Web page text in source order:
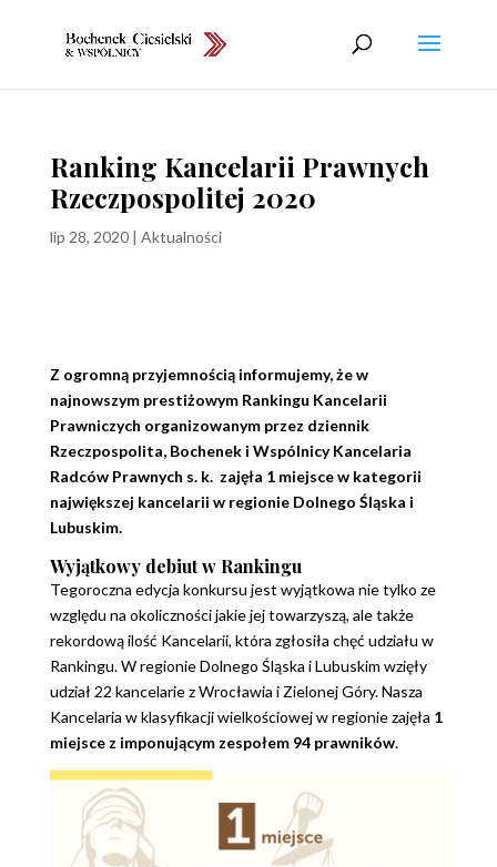
Ranking Kancelarii Prawnych
Rzeczpospolitej 2020
lip 28, 2020| Aktualności
Z ogromną przyjemnością informujemy, że w
najnowszym prestiżowym Rankingu Kancelarii
Prawniczych organizowanym przez dziennik
Rzeczpospolita, Bochenek i Wspólnicy Kancelaria
Radców Prawnych s. k. zajęła 1 miejsce w kategorii
największej kancelarii w regionie Dolnego Śląska i
Lubuskim.
Wyjątkowy debiut w Rankingu
Tegoroczna edycja konkursu jest wyjątkowa nie tylko ze
względu na okoliczności jakie jej towarzyszą, ale także
rekordową ilość Kancelarii, która zgłosiła chęć udziału w
Rankingu. W regionie Dolnego Śląska i Lubuskim wzięły
udział 22 kancelarie z Wrocławia i Zielonej Góry. Nasza
Kancelaria w klasyfikacji wielkościowej w regionie zajęła 1
miejsce z imponującym zespołem 94 prawników.